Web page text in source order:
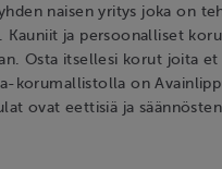
naisen yritys joka on
Kauniit ja persoonalliset
Osta itsellesi korut joita
korumallistolla on
ovat eettisiä ja